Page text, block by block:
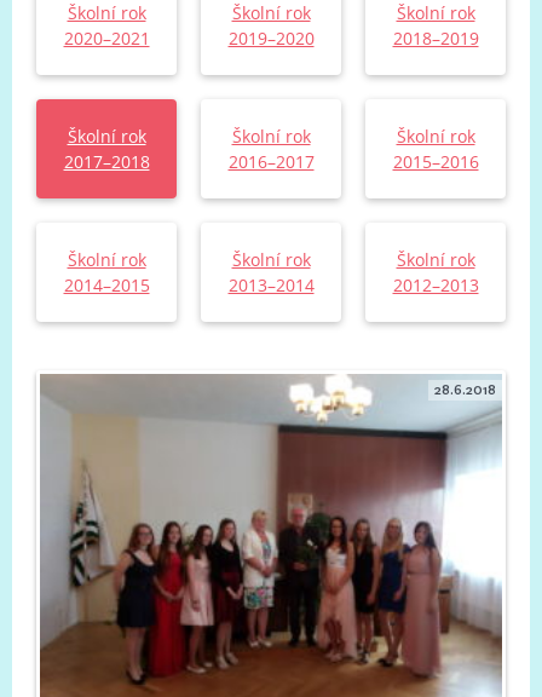
Školní rok
2020–2021
Školní rok
2019–2020
Školní rok
2018–2019
Školní rok
2017–2018
Školní rok
2016–2017
Školní rok
2015–2016
Školní rok
2014–2015
Školní rok
2013–2014
Školní rok
2012–2013
28.6.2018